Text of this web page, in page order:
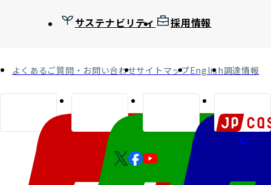
サステナビリティ 採用情報
よくあるご質問・お問い合わせサイトマップEnglish調達情報